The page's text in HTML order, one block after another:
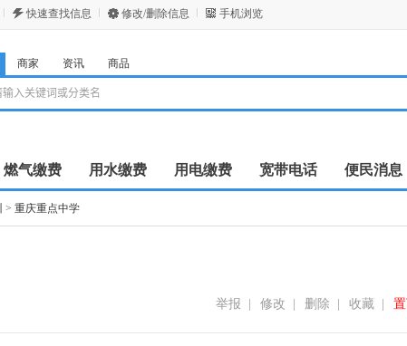
快速查找信息 修改/删除信息 手机浏览
商家 资讯 商品
燃气缴费 用水缴费 用电缴费 宽带电话 便民消息
> 重庆重点中学
收藏
删除
修改
举报